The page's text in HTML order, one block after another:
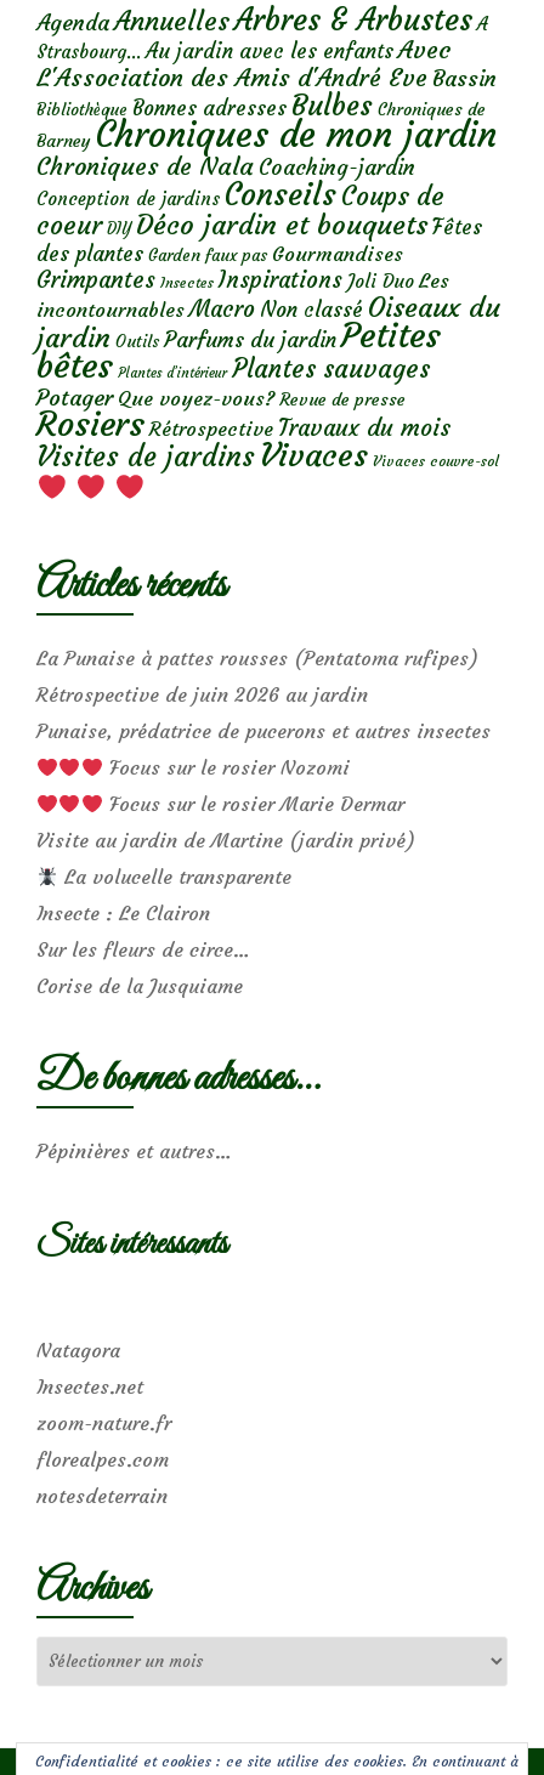
AgendaAnnuellesArbres & Arbustes A
Strasbourg... Au jardin avec les enfantsAvec
L'Association des Amis d'André Eve Bassin
Bibliothèque Bonnes adresses Bulbes Chroniques de
Barney Chroniques de mon jardin
Chroniques de Nala Coaching-jardin
Conception de jardins ConseilsCoups de
coeur DIY Déco jardin et bouquetsFêtes
des plantes Garden faux pas Gourmandises
Grimpantes Insectes Inspirations Joli Duo Les
incontournables Macro Non classé Oiseaux du
jardin Outils Parfums du jardinPetites
bêtes Plantes d’intérieur Plantes sauvages
Potager Que voyez-vous? Revue de presse
Rosiers Rétrospective Travaux du mois
Visites de jardins Vivaces Vivaces couvre-sol
Articles récents
La Punaise à pattes rousses (Pentatoma rufipes)
Rétrospective de juin 2026 au jardin
Punaise, prédatrice de pucerons et autres insectes
Focus sur le rosier Nozomi
Focus sur le rosier Marie Dermar
Visite au jardin de Martine (jardin privé)
La volucelle transparente
Insecte : Le Clairon
Sur les fleurs de circe…
Corise de la Jusquiame
De bonnes adresses…
Pépinières et autres…
Sites intéressants
Natagora
Insectes.net
zoom-nature.fr
florealpes.com
notesdeterrain
Archives
Confidentialité et cookies : ce site utilise des cookies. En continuant à